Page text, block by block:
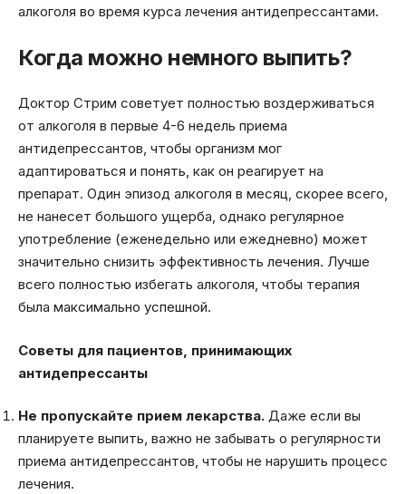
алкоголя во время курса лечения антидепрессантами.
Когда можно немного выпить?
Доктор Стрим советует полностью воздерживаться
от алкоголя в первые 4-6 недель приема
антидепрессантов, чтобы организм мог
адаптироваться и понять, как он реагирует на
препарат. Один эпизод алкоголя в месяц, скорее всего,
не нанесет большого ущерба, однако регулярное
употребление (еженедельно или ежедневно) может
значительно снизить эффективность лечения. Лучше
всего полностью избегать алкоголя, чтобы терапия
была максимально успешной.
Советы для пациентов, принимающих
антидепрессанты
Не пропускайте прием лекарства. Даже если вы
планируете выпить, важно не забывать о регулярности
приема антидепрессантов, чтобы не нарушить процесс
лечения.